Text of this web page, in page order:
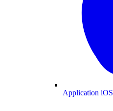
Application iOS